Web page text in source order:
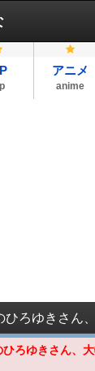
アニメ
anime
ひろゆきさん、